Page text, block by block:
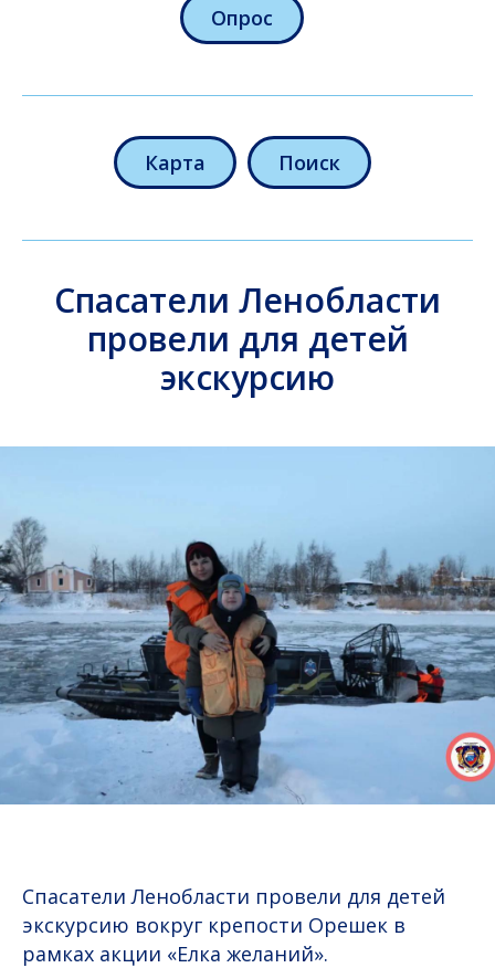
Опрос
Карта Поиск
Спасатели Ленобласти
провели для детей
экскурсию
Спасатели Ленобласти провели для детей
экскурсию вокруг крепости Орешек в
рамках акции «Елка желаний».